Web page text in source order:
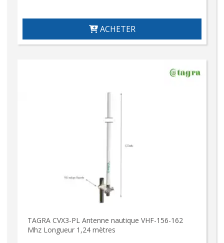
ACHETER
TAGRA CVX3-PL Antenne nautique VHF-156-162
Mhz Longueur 1,24 mètres